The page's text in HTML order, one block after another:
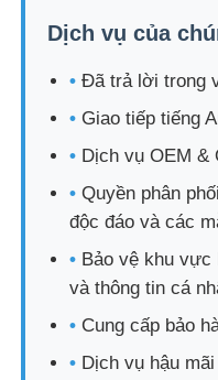
Dịch vụ của
• Đã trả lời trong
• Giao tiếp tiếng
• Dịch vụ OEM &
• Quyền phân
độc đáo và các
• Bảo vệ khu vực
và thông tin cá
• Cung cấp bảo
• Dịch vụ hậu